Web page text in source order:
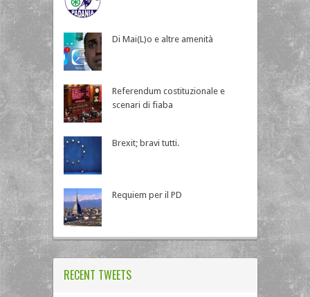
Di Mai(L)o e altre amenità
Referendum costituzionale e
scenari di fiaba
Brexit; bravi tutti.
Requiem per il PD
RECENT TWEETS